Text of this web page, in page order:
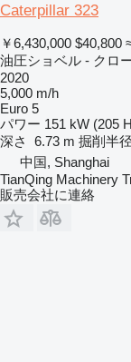
Caterpillar 323
￥6,430,000 $40,800
油圧ショベル - クロ
2020
5,000 m/h
Euro 5
パワー 151 kW (205
深さ
6.73 m 掘削半径
中国, Shanghai
TianQing Machinery
販売会社に連絡